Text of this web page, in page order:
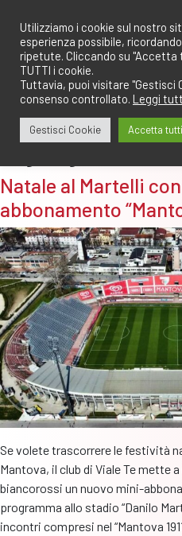
contenuto
Natale al Martelli
abbonamento
Se volete trascorrere le festività
Mantova, il club di Viale Te mette
biancorossi un nuovo mini-
programma allo stadio “Danilo
incontri compresi nel “Mantova
Utilizziamo i cookie sul nostro
esperienza possibile,
ripetute. Cliccando su
TUTTI i cookie.
Tuttavia, puoi visitare "Gestisci
consenso controllato. Leggi
Gestisci Cookie Accetta tutti